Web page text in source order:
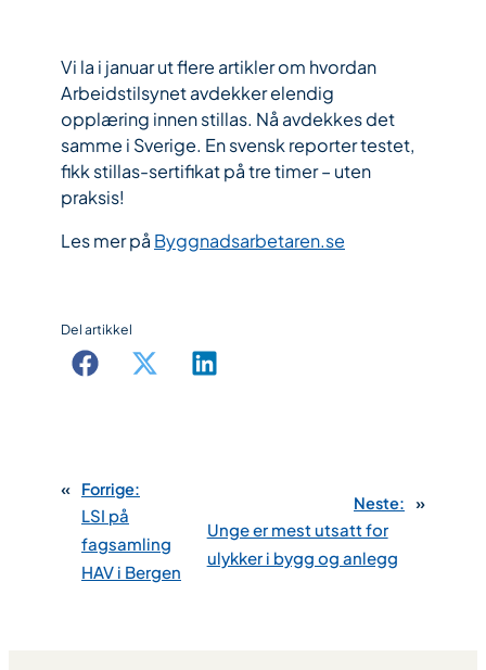
Vi la i januar ut flere artikler om hvordan
Arbeidstilsynet avdekker elendig
opplæring innen stillas. Nå avdekkes det
samme i Sverige. En svensk reporter testet,
fikk stillas-sertifikat på tre timer – uten
praksis!
Les mer på Byggnadsarbetaren.se
Del artikkel
« Forrige:
LSI på
fagsamling
HAV i Bergen
Neste:
Unge er mest utsatt for
ulykker i bygg og anlegg
»